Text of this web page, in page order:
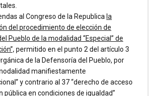
al Congreso de la Republica la
del procedimiento de elección de
Pueblo de la modalidad “Especial” de
permitido en el punto 2 del artículo 3
de la Defensoría del Pueblo, por
manifiestamente
y contrario al 37 “derecho de acceso
pública en condiciones de igualdad”